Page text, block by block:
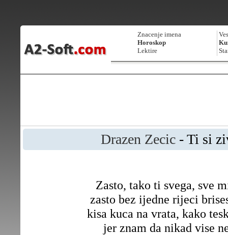
Znacenje imena
Horoskop
Lektire
Drazen Zecic - Ti si
Zasto, tako ti svega, sve
zasto bez ijedne rijeci
kisa kuca na vrata, kako
jer znam da nikad vise